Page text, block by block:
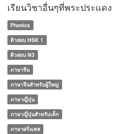
เรียนวิชาอื่นๆที่พระประแดง
Phonics
ติวสอบ HSK 1
ติวสอบ N3
ภาษาจีน
ภาษาจีนสำหรับผู้ใหญ่
ภาษาญี่ปุ่น
ภาษาญี่ปุ่นสำหรับเด็ก
ภาษาฝรั่งเศส